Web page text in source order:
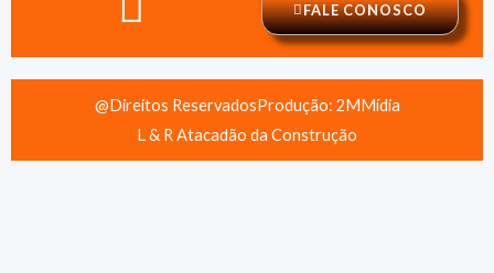
FALE CONOSCO
@Direitos ReservadosProdução: 2MMídia
L & R Atacadão da Construção